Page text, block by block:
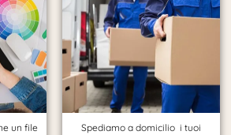
un file
Spediamo a domicilio i tuoi